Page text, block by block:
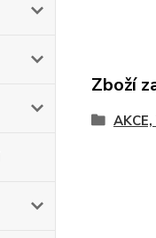
Zboží
AKCE,